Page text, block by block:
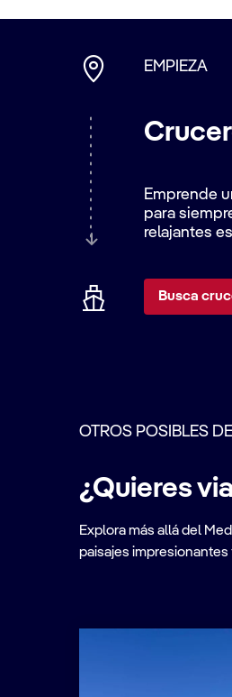
EMPIEZA
Emprende
para
relajantes
Busca
OTROS POSIBLES
¿Quieres
Explora más allá del
paisajes